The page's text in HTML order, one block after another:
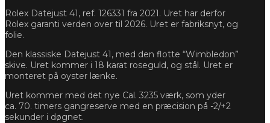
Rolex Datejust 41, ref. 126331 fra 2021. Uret har derfor
Rolex garanti verden over til 2026. Uret er fabriksnyt, og
folie.
Den klassiske Datejust 41, med den flotte “Wimbledon”
skive. Uret kommer i 18 karat roseguld, og stål. Uret er
monteret på oyster lænke.
Uret kommer med det nye Cal. 3235 værk, som yder
ca. 70. timers gangreserve med en præcision på -2/+2
sekunder i døgnet.